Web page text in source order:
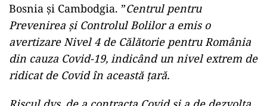
Bosnia și Cambodgia. ”Centrul pentru
Prevenirea și Controlul Bolilor a emis o
avertizare Nivel 4 de Călătorie pentru România
din cauza Covid-19, indicând un nivel extrem de
ridicat de Covid în această țară.